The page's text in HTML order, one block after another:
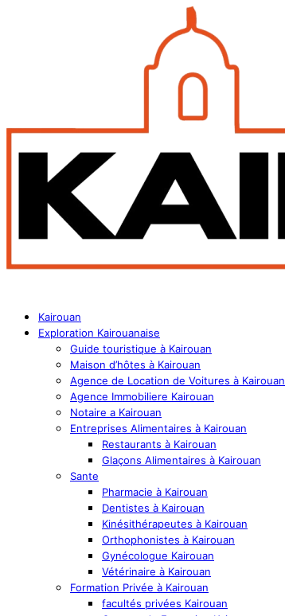
Kairouan
Exploration Kairouanaise
Guide touristique à Kairouan
Maison d’hôtes à Kairouan
Agence de Location de Voitures à Kairouan
Agence Immobiliere Kairouan
Notaire a Kairouan
Entreprises Alimentaires à Kairouan
Restaurants à Kairouan
Glaçons Alimentaires à Kairouan
Sante
Pharmacie à Kairouan
Dentistes à Kairouan
Kinésithérapeutes à Kairouan
Orthophonistes à Kairouan
Gynécologue Kairouan
Vétérinaire à Kairouan
Formation Privée à Kairouan
facultés privées Kairouan